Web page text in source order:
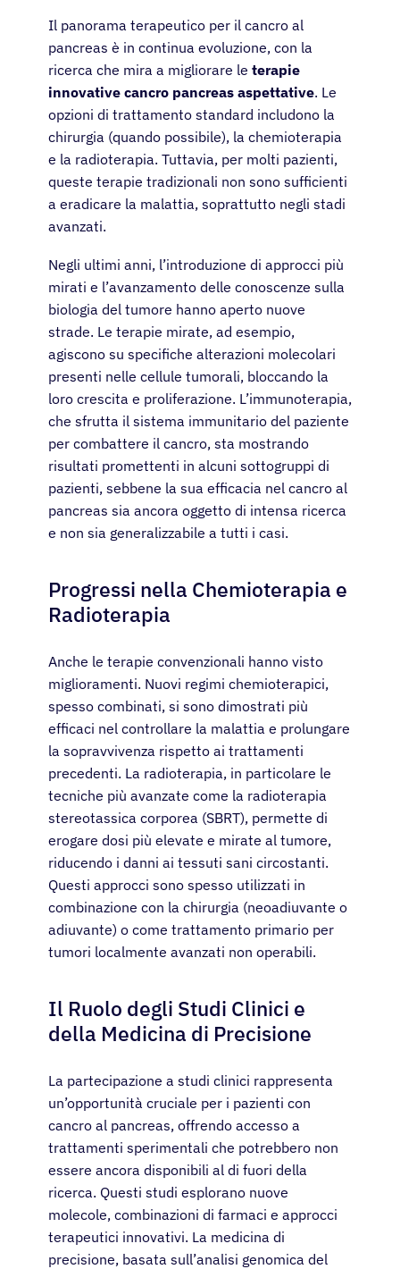
Pazienti
Medici
Soluzioni
Risorse
Chi siamo
Registrazione
Italiano
Il panorama terapeutico per il cancro al
pancreas è in continua evoluzione, con la
ricerca che mira a migliorare le terapie
innovative cancro pancreas aspettative. Le
opzioni di trattamento standard includono la
chirurgia (quando possibile), la chemioterapia
e la radioterapia. Tuttavia, per molti pazienti,
queste terapie tradizionali non sono sufficienti
a eradicare la malattia, soprattutto negli stadi
avanzati.
Negli ultimi anni, l’introduzione di approcci più
mirati e l’avanzamento delle conoscenze sulla
biologia del tumore hanno aperto nuove
strade. Le terapie mirate, ad esempio,
agiscono su specifiche alterazioni molecolari
presenti nelle cellule tumorali, bloccando la
loro crescita e proliferazione. L’immunoterapia,
che sfrutta il sistema immunitario del paziente
per combattere il cancro, sta mostrando
risultati promettenti in alcuni sottogruppi di
pazienti, sebbene la sua efficacia nel cancro al
pancreas sia ancora oggetto di intensa ricerca
e non sia generalizzabile a tutti i casi.
Progressi nella Chemioterapia e
Radioterapia
Anche le terapie convenzionali hanno visto
miglioramenti. Nuovi regimi chemioterapici,
spesso combinati, si sono dimostrati più
efficaci nel controllare la malattia e prolungare
la sopravvivenza rispetto ai trattamenti
precedenti. La radioterapia, in particolare le
tecniche più avanzate come la radioterapia
stereotassica corporea (SBRT), permette di
erogare dosi più elevate e mirate al tumore,
riducendo i danni ai tessuti sani circostanti.
Questi approcci sono spesso utilizzati in
combinazione con la chirurgia (neoadiuvante o
adiuvante) o come trattamento primario per
tumori localmente avanzati non operabili.
Il Ruolo degli Studi Clinici e
della Medicina di Precisione
La partecipazione a studi clinici rappresenta
un’opportunità cruciale per i pazienti con
cancro al pancreas, offrendo accesso a
trattamenti sperimentali che potrebbero non
essere ancora disponibili al di fuori della
ricerca. Questi studi esplorano nuove
molecole, combinazioni di farmaci e approcci
terapeutici innovativi. La medicina di
precisione, basata sull’analisi genomica del